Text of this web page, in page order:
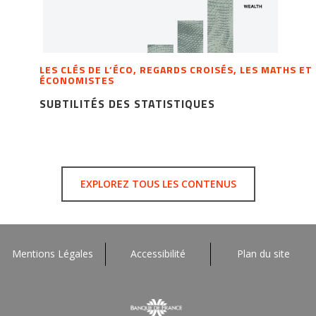
LES CLÉS DE L’ÉCO, REGARDS CROISÉS, LES MATHS
ÉCONOMISTES
SUBTILITÉS DES STATISTIQUES
EXPLOREZ TOUS LES CONTENUS
Mentions Légales Accessibilité Plan du site